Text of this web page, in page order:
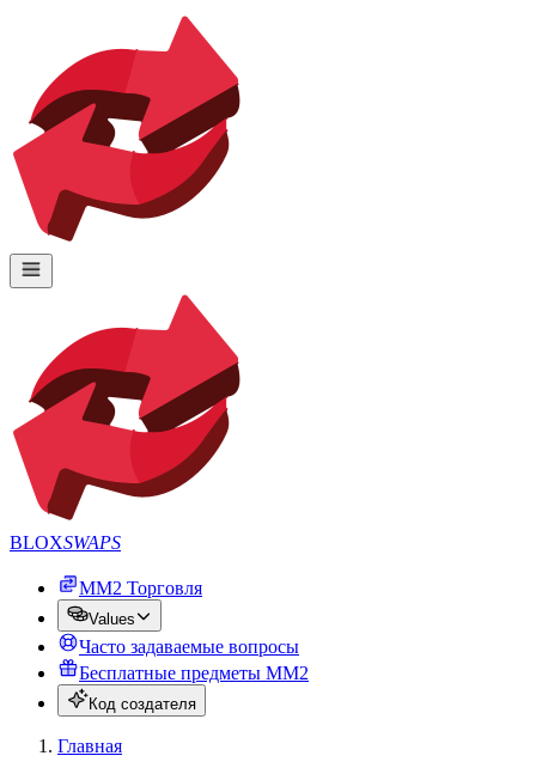
BLOXSWAPS
MM2 Торговля
Values
Часто задаваемые вопросы
Бесплатные предметы MM2
Код создателя
Главная